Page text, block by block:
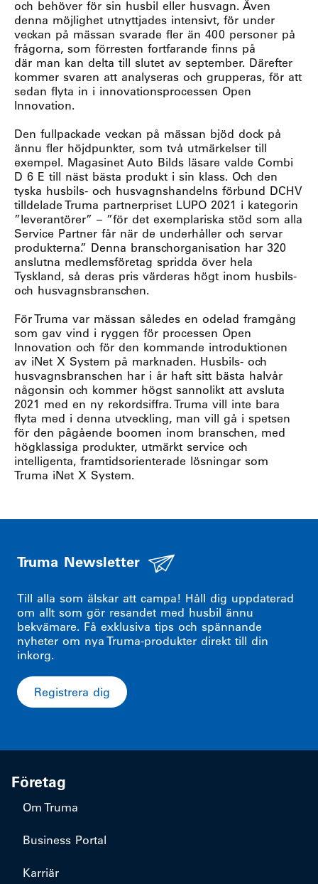
och behöver för sin husbil eller husvagn. Även
denna möjlighet utnyttjades intensivt, för under
veckan på mässan svarade fler än 400 personer på
frågorna, som förresten fortfarande finns på
där man kan delta till slutet av september. Därefter
kommer svaren att analyseras och grupperas, för att
sedan flyta in i innovationsprocessen Open
Innovation.
Den fullpackade veckan på mässan bjöd dock på
ännu fler höjdpunkter, som två utmärkelser till
exempel. Magasinet Auto Bilds läsare valde Combi
D 6 E till näst bästa produkt i sin klass. Och den
tyska husbils- och husvagnshandelns förbund DCHV
tilldelade Truma partnerpriset LUPO 2021 i kategorin
”leverantörer” – ”för det exemplariska stöd som alla
Service Partner får när de underhåller och servar
produkterna.” Denna branschorganisation har 320
anslutna medlemsföretag spridda över hela
Tyskland, så deras pris värderas högt inom husbils-
och husvagnsbranschen.
För Truma var mässan således en odelad framgång
som gav vind i ryggen för processen Open
Innovation och för den kommande introduktionen
av iNet X System på marknaden. Husbils- och
husvagnsbranschen har i år haft sitt bästa halvår
någonsin och kommer högst sannolikt att avsluta
2021 med en ny rekordsiffra. Truma vill inte bara
flyta med i denna utveckling, man vill gå i spetsen
för den pågående boomen inom branschen, med
högklassiga produkter, utmärkt service och
intelligenta, framtidsorienterade lösningar som
Truma iNet X System.
Truma Newsletter
Till alla som älskar att campa! Håll dig uppdaterad
om allt som gör resandet med husbil ännu
bekvämare. Få exklusiva tips och spännande
nyheter om nya Truma-produkter direkt till din
inkorg.
Registrera dig
Företag
Om Truma
Business Portal
Karriär